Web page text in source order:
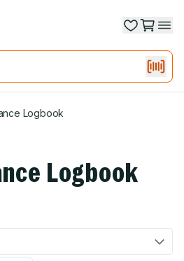
Logbook
Logbook